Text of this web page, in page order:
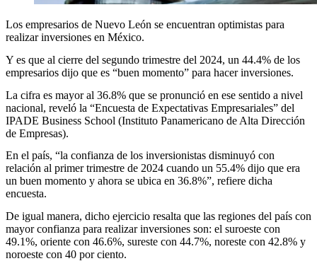
Los empresarios de Nuevo León se encuentran optimistas para
realizar inversiones en México.
Y es que al cierre del segundo trimestre del 2024, un 44.4% de los
empresarios dijo que es “buen momento” para hacer inversiones.
La cifra es mayor al 36.8% que se pronunció en ese sentido a nivel
nacional, reveló la “Encuesta de Expectativas Empresariales” del
IPADE Business School (Instituto Panamericano de Alta Dirección
de Empresas).
En el país, “la confianza de los inversionistas disminuyó con
relación al primer trimestre de 2024 cuando un 55.4% dijo que era
un buen momento y ahora se ubica en 36.8%”, refiere dicha
encuesta.
De igual manera, dicho ejercicio resalta que las regiones del país con
mayor confianza para realizar inversiones son: el suroeste con
49.1%, oriente con 46.6%, sureste con 44.7%, noreste con 42.8% y
noroeste con 40 por ciento.